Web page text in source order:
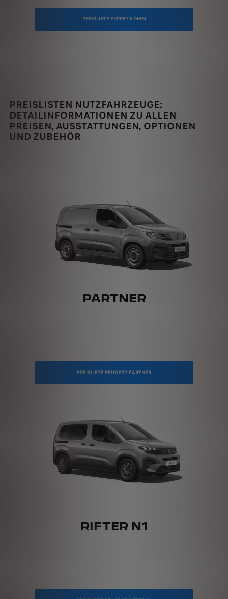
PREISLISTE EXPERT KOMBI
PREISLISTEN NUTZFAHRZEUGE:
DETAILINFORMATIONEN ZU ALLEN
PREISEN, AUSSTATTUNGEN, OPTIONEN
UND ZUBEHÖR
PARTNER
PREISLISTE PEUGEOT PARTNER
RIFTER N1